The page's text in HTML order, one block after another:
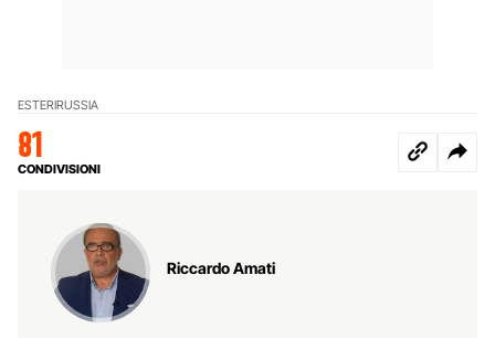
ESTERIRUSSIA
81
CONDIVISIONI
Riccardo Amati